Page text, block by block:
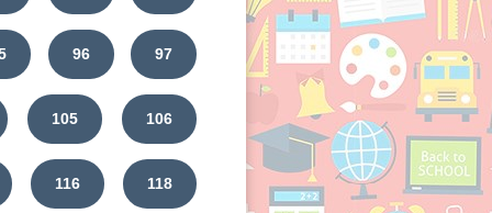
96 97
105 106
116 118